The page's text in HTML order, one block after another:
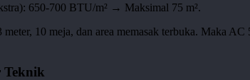
650-700 BTU/m² → Maksimal 75 m².
10 meja, dan area memasak terbuka. Maka
Teknik